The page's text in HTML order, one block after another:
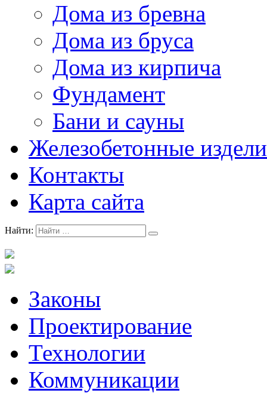
Дома из бревна
Дома из бруса
Дома из кирпича
Фундамент
Бани и сауны
Железобетонные
Контакты
Карта сайта
Найти:
Законы
Проектирование
Технологии
Коммуникации